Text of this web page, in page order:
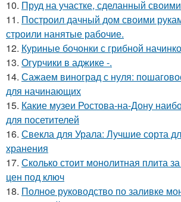
10. Пруд на участке, сделанный
11. Построил дачный дом своими
строили нанятые рабочие.
12. Куриные бочонки с грибной
13. Огурчики в аджике -.
14. Сажаем виноград с нуля:
для начинающих
15. Какие музеи Ростова-на-Дону
для посетителей
16. Свекла для Урала: Лучшие сорта
хранения
17. Сколько стоит монолитная плита
цен под ключ
18. Полное руководство по заливке